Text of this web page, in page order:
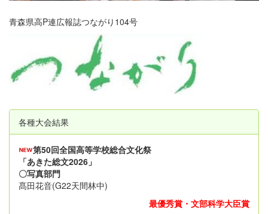
青森県高P連広報誌つながり104号
各種大会結果
第50回全国高等学校総合文化祭
「あきた総文2026」
〇写真部門
髙田花音(G22天間林中)
最優秀賞・文部科学大臣賞